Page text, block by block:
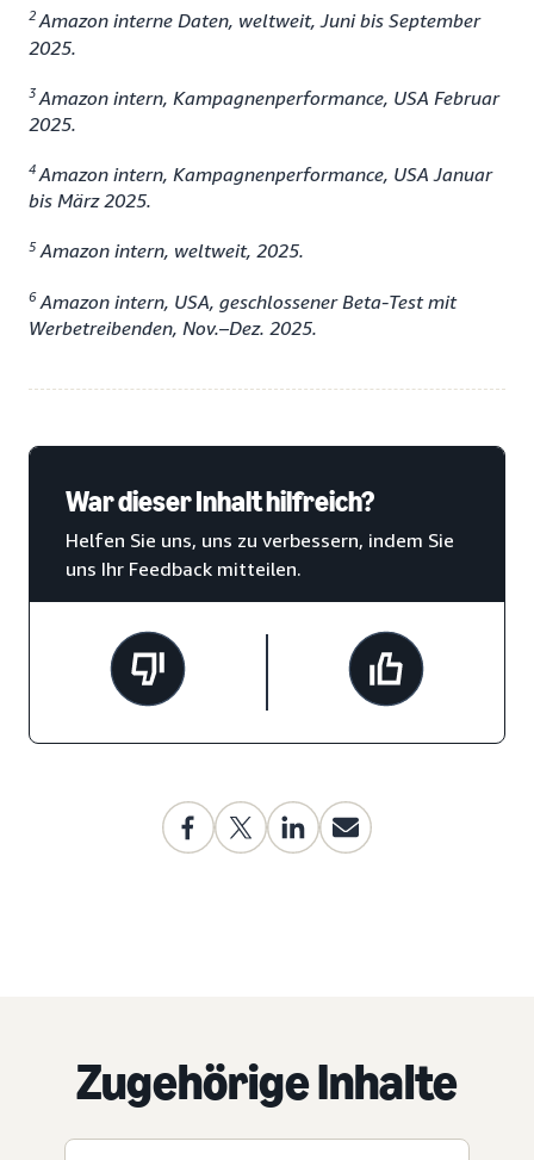
2 Amazon interne Daten, weltweit, Juni bis September
2025.
3 Amazon intern, Kampagnenperformance, USA Februar
2025.
4 Amazon intern, Kampagnenperformance, USA Januar
bis März 2025.
5 Amazon intern, weltweit, 2025.
6 Amazon intern, USA, geschlossener Beta-Test mit
Werbetreibenden, Nov.–Dez. 2025.
War dieser Inhalt hilfreich?
Helfen Sie uns, uns zu verbessern, indem Sie
uns Ihr Feedback mitteilen.
Zugehörige Inhalte